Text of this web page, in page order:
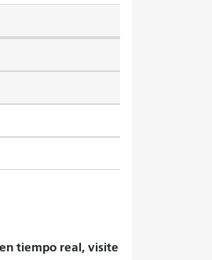
tiempo real, visite